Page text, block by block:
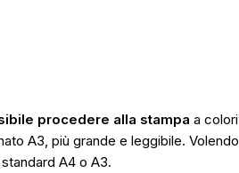
procedere alla stampa a colori
A3, più grande e leggibile. Volendo
A4 o A3.